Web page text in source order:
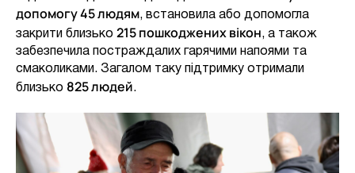
допомогу 45 людям, встановила або допомогла
закрити близько 215 пошкоджених вікон, а також
забезпечила постраждалих гарячими напоями та
смаколиками. Загалом таку підтримку отримали
близько 825 людей.